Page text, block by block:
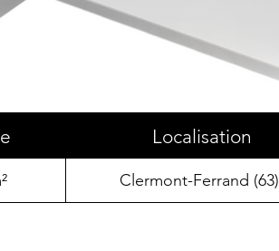
Localisation
Clermont-Ferrand (63)